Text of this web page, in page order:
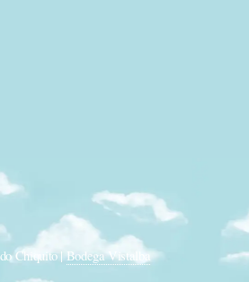
Chiquito |Bodega Vistalba